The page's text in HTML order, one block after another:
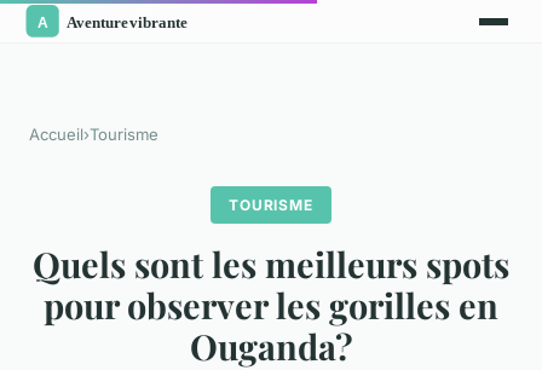
Accueil›Tourisme
TOURISME
Quels sont les meilleurs spots
pour observer les gorilles en
Ouganda?